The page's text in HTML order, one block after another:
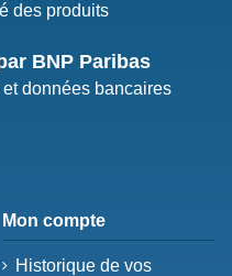
des produits
BNP Paribas
données bancaires
Mon compte
Historique de vos